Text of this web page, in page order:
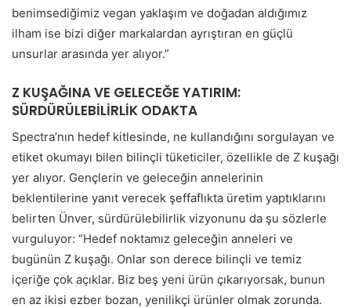
benimsediğimiz vegan yaklaşım ve doğadan aldığımız
ilham ise bizi diğer markalardan ayrıştıran en güçlü
unsurlar arasında yer alıyor.”
Z KUŞAĞINA VE GELECEĞE YATIRIM:
SÜRDÜRÜLEBİLİRLİK ODAKTA
Spectra’nın hedef kitlesinde, ne kullandığını sorgulayan ve
etiket okumayı bilen bilinçli tüketiciler, özellikle de Z kuşağı
yer alıyor. Gençlerin ve geleceğin annelerinin
beklentilerine yanıt verecek şeffaflıkta üretim yaptıklarını
belirten Ünver, sürdürülebilirlik vizyonunu da şu sözlerle
vurguluyor: “Hedef noktamız geleceğin anneleri ve
bugünün Z kuşağı. Onlar son derece bilinçli ve temiz
içeriğe çok açıklar. Biz beş yeni ürün çıkarıyorsak, bunun
en az ikisi ezber bozan, yenilikçi ürünler olmak zorunda.